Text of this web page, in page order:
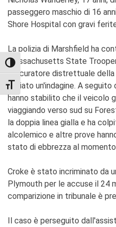
TOGGLE HIGH CONTRAST
TOGGLE FONT SIZE
passeggero maschio di 16
Shore Hospital con gravi
La polizia di Marshfield ha
Massachusetts State
procuratore distrettuale
avviato un'indagine. A
hanno stabilito che il veicolo
viaggiando verso sud su
la doppia linea gialla e ha
alcolemico e altre prove
stato di ebbrezza al
Croke è stato incriminato da
Plymouth per le accuse il 24
comparizione in tribunale è
Il caso è perseguito